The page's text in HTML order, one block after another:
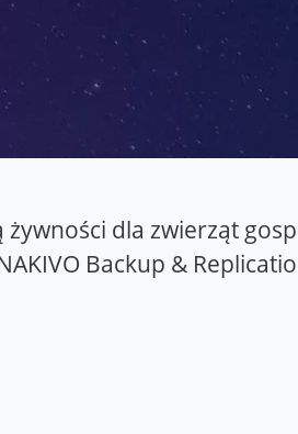
dla zwierząt
Backup &